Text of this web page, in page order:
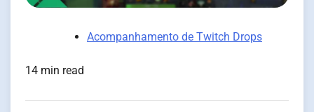
Acompanhamento de Twitch Drops
14 min read